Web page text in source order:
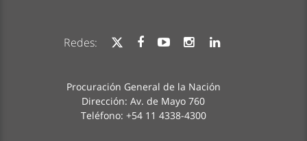
Redes:
Procuración General de la Nación
Dirección: Av. de Mayo 760
Teléfono: +54 11 4338-4300